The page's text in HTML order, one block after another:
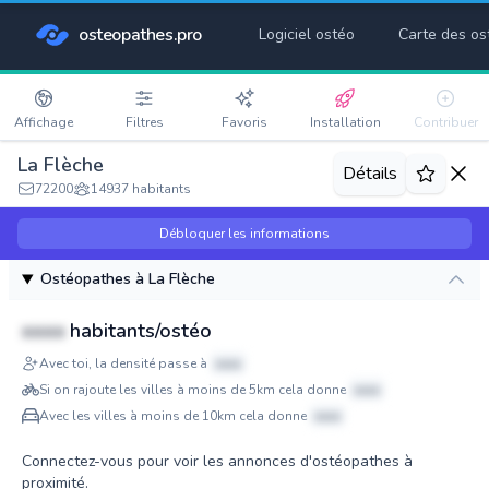
osteopathes.pro Logiciel ostéo Carte des
Affichage Filtres Favoris Installation Contribuer
La Flèche
72200 14937 habitants
Détails
Débloquer les informations
Ostéopathes à La Flèche
xxxx habitants/ostéo
Avec toi, la densité passe à
xxxx
Si on rajoute les villes à moins de 5km cela donne
xxxx
Avec les villes à moins de 10km cela donne
xxxx
Connectez-vous pour voir les annonces d'ostéopathes à
proximité.